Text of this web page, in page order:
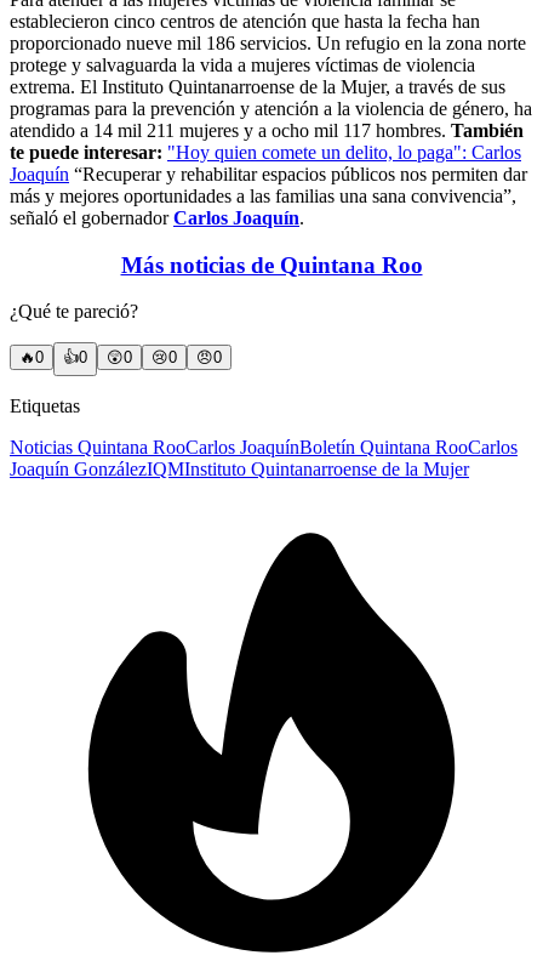
establecieron cinco centros de atención que hasta la fecha han
proporcionado nueve mil 186 servicios. Un refugio en la zona norte
protege y salvaguarda la vida a mujeres víctimas de violencia
extrema. El Instituto Quintanarroense de la Mujer, a través de sus
programas para la prevención y atención a la violencia de género, ha
atendido a 14 mil 211 mujeres y a ocho mil 117 hombres. También
te puede interesar: "Hoy quien comete un delito, lo paga": Carlos
Joaquín “Recuperar y rehabilitar espacios públicos nos permiten dar
más y mejores oportunidades a las familias una sana convivencia”,
señaló el gobernadorCarlos Joaquín.
Más noticias de Quintana Roo
¿Qué te pareció?
🔥0 👍0 😲0 😢0 😠0
Etiquetas
Noticias Quintana RooCarlos JoaquínBoletín Quintana RooCarlos
Joaquín GonzálezIQMInstituto Quintanarroense de la Mujer